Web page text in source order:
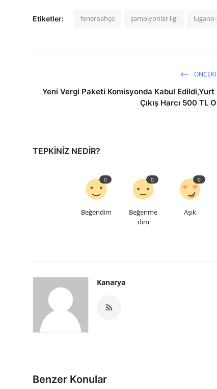
Etiketler: fenerbahçe şampiyonlar ligi
Yeni Vergi Paketi Komisyonda Kabul Edildi,Yurt
Çıkış Harcı 500 TL
TEPKINIZ NEDIR?
Beğendim
0
Beğenme
dim
0
Aşık
0
Kanarya
Benzer Konular